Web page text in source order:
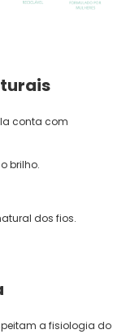
conta com
brilho.
dos fios.
a fisiologia do